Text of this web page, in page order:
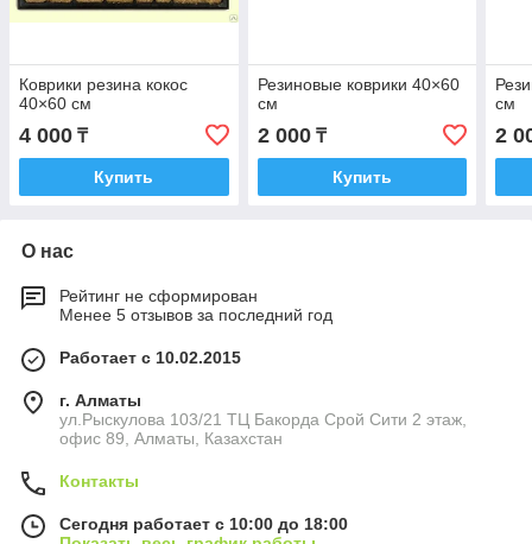
Коврики резина кокос
40×60 см
4 000 ₸
Купить
Резиновые коврики 40×60
см
2 000₸
Купить
см
2
О нас
Рейтинг не сформирован
Менее 5 отзывов за последний год
Работает с 10.02.2015
г. Алматы
ул.Рыскулова 103/21 ТЦ Бакорда Срой Сити 2 этаж,
офис 89, Алматы, Казахстан
Контакты
Сегодня работает с 10:00 до 18:00